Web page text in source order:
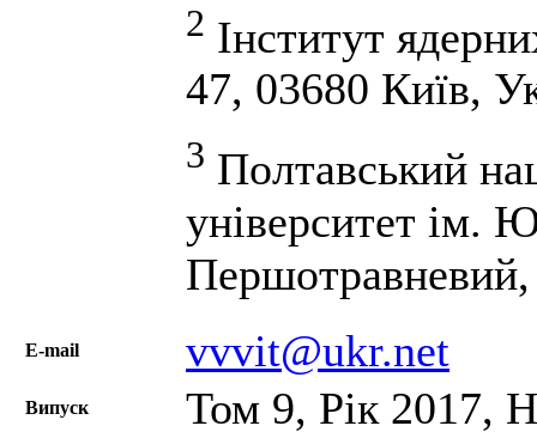
2 Інститут
47, 03680 Київ,
3 Полтавський
університет ім.
Е-mail vvvit@ukr.net
Випуск Том 9, Рік 2017,